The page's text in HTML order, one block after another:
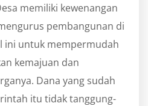
memiliki kewenangan
pembangunan di
ini untuk mempermudah
kemajuan dan
Dana yang sudah
itu tidak tanggung-